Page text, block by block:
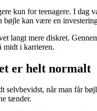
kun for teenagere. I dag
bøjle kan være en
langt mere diskret.
midt i karrieren.
er helt normalt
selvbevidst, når man får
tænder.